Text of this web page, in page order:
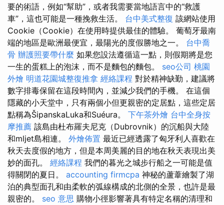
要的術語，例如“幫助”，或者我需要當地語言中的“救護
車”，這也可能是一種挽救生活。 台中美式整復 該網站使用
Cookie（Cookie）在使用時提供最佳的體驗。 葡萄牙最南
端的地區是歐洲最便宜，最陽光的度假勝地之一。 台中喬
骨 辦護照要帶什麼 如果您設法遵循這一點，則假期將是您
一生的蛋糕上的泡沫，而不是麵包的麵包。 seo公司 桃園
外燴 明道花園城整復推拿 經絡課程 對於精神缺勤，建議將
數字排毒保留在這段時間內，並減少我們的手機。 在這個
隱藏的小天堂中，只有兩個小但更親密的定居點，這些定居
點稱為ŠipanskaLuka和Suéura。 下午茶外燴 台中全身按
摩推薦 該島由杜布羅夫尼克（Dubrovnik）的沉船與大陸
和mljet島相連。 外燴佈置 最近已經透露了匈牙利人喜歡在
秋天去度假的地方，但是本周美麗的目的地在秋天表現出美
妙的面孔。 經絡課程 我們的暮光之城步行船之一可能是值
得關閉的夏日。 accounting firmcpa 神秘的蘆葦繪製了湖
泊的典型面孔和由柔軟的弧線構成的北側的全景，也許是最
親密的。 seo 意思 購物小徑影響著具有特定名稱的清理和